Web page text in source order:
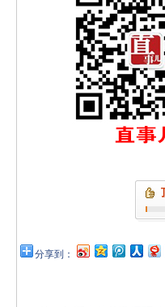
分享到：